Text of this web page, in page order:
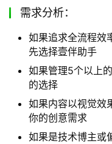
需求分析：
如果追求全流程效
先选择壹伴助手
如果管理5个以上
的选择
如果内容以视觉效
你的创意需求
如果是技术博主或